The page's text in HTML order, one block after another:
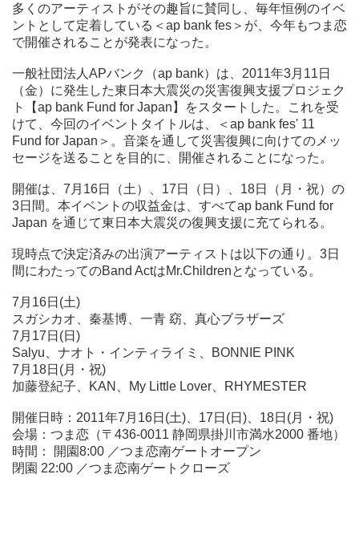
多くのアーティストがその趣旨に賛同し、毎年恒例のイベ
ントとして定着している＜ap bank fes＞が、今年もつま恋
で開催されることが発表になった。
一般社団法人APバンク（ap bank）は、2011年3月11日
（金）に発生した東日本大震災の災害復興支援プロジェク
ト【ap bank Fund for Japan】をスタートした。これを受
けて、今回のイベントタイトルは、＜ap bank fes' 11
Fund for Japan＞。音楽を通して災害復興に向けてのメッ
セージを送ることを目的に、開催されることになった。
開催は、7月16日（土）、17日（日）、18日（月・祝）の
3日間。本イベントの収益金は、すべてap bank Fund for
Japan を通じて東日本大震災の復興支援に充てられる。
現時点で決定済みの出演アーティストは以下の通り。3日
間にわたってのBand ActはMr.Childrenとなっている。
7月16日(土)
スガシカオ、秦基博、一青 窈、真心ブラザーズ
7月17日(日)
Salyu、ナオト・インティライミ、BONNIE PINK
7月18日(月・祝)
加藤登紀子、KAN、My Little Lover、RHYMESTER
開催日時：2011年7月16日(土)、17日(日)、18日(月・祝)
会場：つま恋（〒436-0011 静岡県掛川市満水2000 番地）
時間： 開園8:00 ／つま恋南ゲートオープン
閉園 22:00 ／つま恋南ゲートクローズ